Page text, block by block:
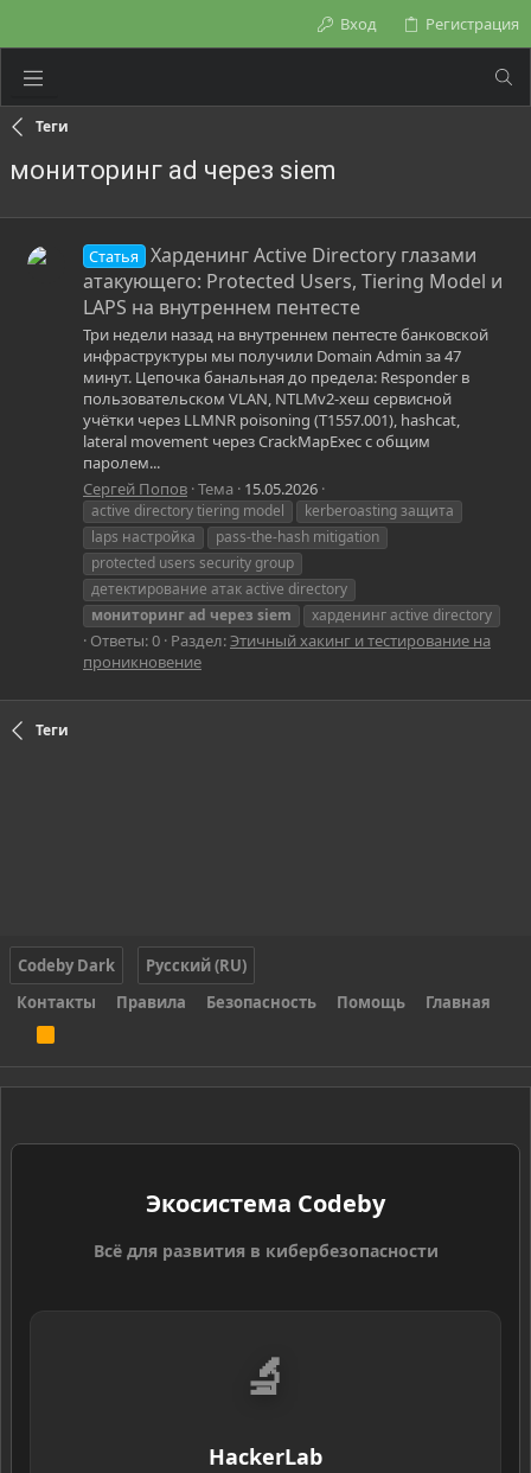
Вход Регистрация
Теги
мониторинг ad через siem
Статья
Харденинг Active Directory глазами
атакующего: Protected Users, Tiering Model и
LAPS на внутреннем пентесте
Три недели назад на внутреннем пентесте банковской
инфраструктуры мы получили Domain Admin за 47
минут. Цепочка банальная до предела: Responder в
пользовательском VLAN, NTLMv2-хеш сервисной
учётки через LLMNR poisoning (T1557.001), hashcat,
lateral movement через CrackMapExec с общим
паролем...
Сергей Попов Тема 15.05.2026
active directory tiering model
kerberoasting защита
laps настройка
pass-the-hash mitigation
protected users security group
детектирование атак active directory
мониторингad через siem харденинг active directory
Ответы: 0 Раздел:Этичный хакинг и тестирование на
проникновение
Теги
Codeby Dark
Русский (RU)
Контакты
Правила Безопасность Помощь Главная
S
Экосистема Codeby
Всё для развития в кибербезопасности
🔬
HackerLab